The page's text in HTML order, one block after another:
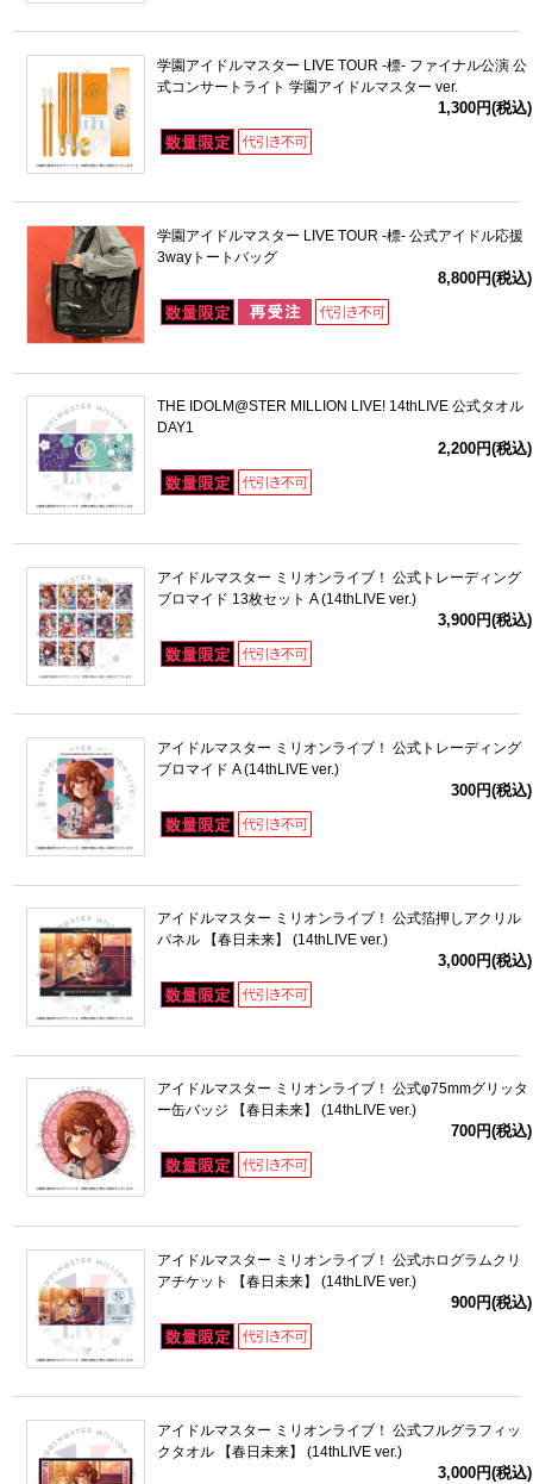
学園アイドルマスター LIVE TOUR -標- ファイナル公演 公
式コンサートライト 学園アイドルマスター ver.
1,300円(税込)
学園アイドルマスター LIVE TOUR -標- 公式アイドル応援
3wayトートバッグ
8,800円(税込)
THE IDOLM@STER MILLION LIVE! 14thLIVE 公式タオル
DAY1
2,200円(税込)
アイドルマスター ミリオンライブ！ 公式トレーディング
ブロマイド 13枚セット A (14thLIVE ver.)
3,900円(税込)
アイドルマスター ミリオンライブ！ 公式トレーディング
ブロマイド A (14thLIVE ver.)
300円(税込)
アイドルマスター ミリオンライブ！ 公式箔押しアクリル
パネル 【春日未来】 (14thLIVE ver.)
3,000円(税込)
アイドルマスター ミリオンライブ！ 公式φ75mmグリッタ
ー缶バッジ 【春日未来】 (14thLIVE ver.)
700円(税込)
アイドルマスター ミリオンライブ！ 公式ホログラムクリ
アチケット 【春日未来】 (14thLIVE ver.)
900円(税込)
アイドルマスター ミリオンライブ！ 公式フルグラフィッ
クタオル 【春日未来】 (14thLIVE ver.)
3,000円(税込)